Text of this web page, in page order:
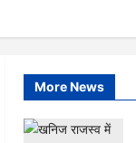
More News